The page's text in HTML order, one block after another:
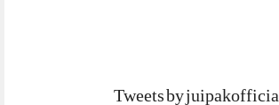
Tweets by juipakofficial